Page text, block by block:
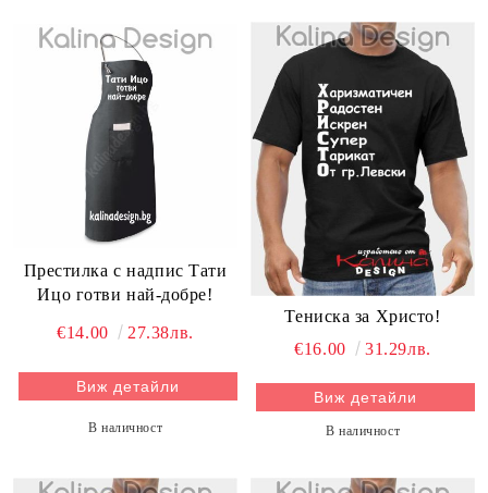
Престилка с надпис Тати
Ицо готви най-добре!
€14.00 27.38лв.
Виж детайли
В наличност
Тениска за Христо!
€16.00
31.29лв.
Виж детайли
В наличност